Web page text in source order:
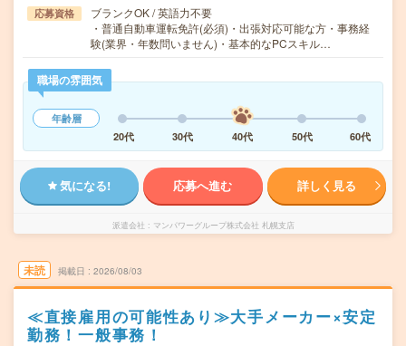
応募資格
ブランクOK / 英語力不要
・普通自動車運転免許(必須)・出張対応可能な方・事務経
験(業界・年数問いません)・基本的なPCスキル…
職場の雰囲気
年齢層
20代
30代 40代 50代 60代
気になる! 応募へ進む 詳しく見る
派遣会社 マンパワーグループ株式会社 札幌支店
未読 掲載日 2026/08/03
≪直接雇用の可能性あり≫大手メーカー×安定
勤務！一般事務！